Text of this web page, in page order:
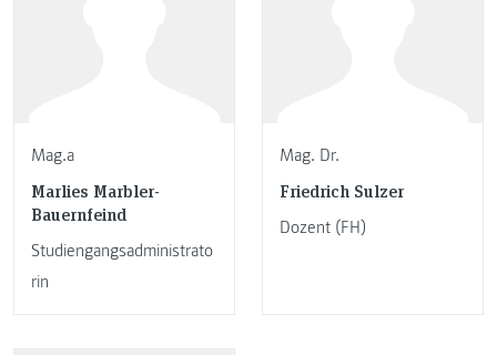
Mag.a
Marlies Marbler-
Bauernfeind
Studiengangsadministrato
rin
Mag. Dr.
Friedrich Sulzer
Dozent (FH)